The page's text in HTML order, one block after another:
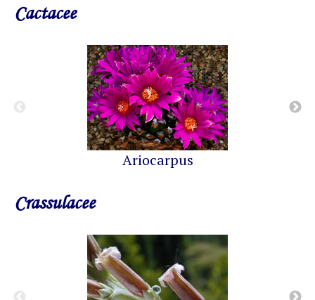
Cactacee
Ariocarpus
Crassulacee